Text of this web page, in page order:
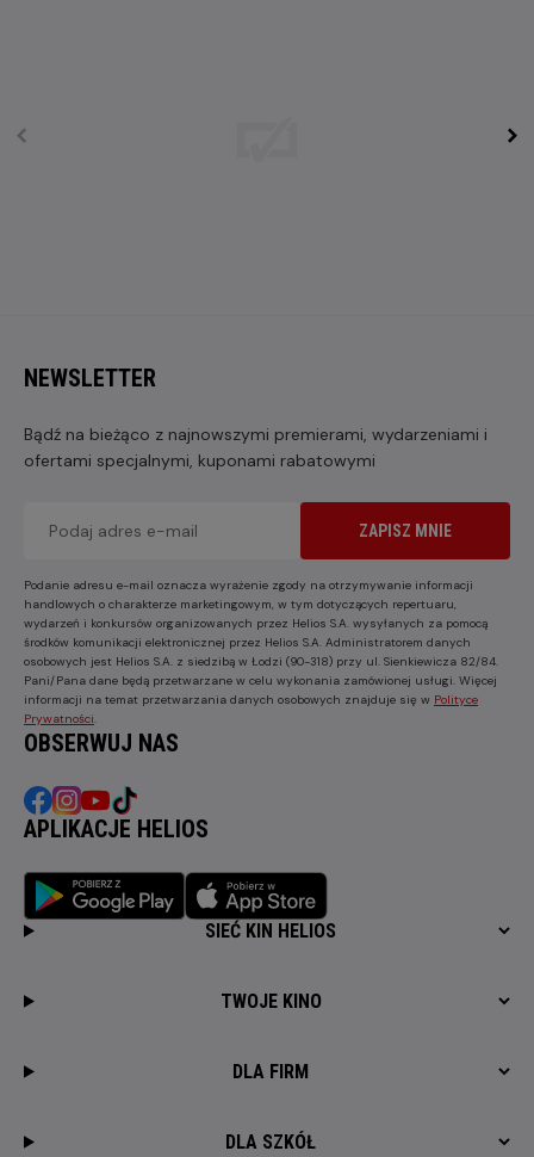
NEWSLETTER
Bądź na bieżąco z najnowszymi premierami, wydarzeniami i
ofertami specjalnymi, kuponami rabatowymi
ZAPISZ MNIE
Podanie adresu e-mail oznacza wyrażenie zgody na otrzymywanie informacji
handlowych o charakterze marketingowym, w tym dotyczących repertuaru,
wydarzeń i konkursów organizowanych przez Helios S.A. wysyłanych za pomocą
środków komunikacji elektronicznej przez Helios S.A. Administratorem danych
osobowych jest Helios S.A. z siedzibą w Łodzi (90-318) przy ul. Sienkiewicza 82/84.
Pani/Pana dane będą przetwarzane w celu wykonania zamówionej usługi. Więcej
informacji na temat przetwarzania danych osobowych znajduje się w Polityce
Prywatności.
OBSERWUJ NAS
APLIKACJE HELIOS
SIEĆ KIN HELIOS
TWOJE KINO
DLA FIRM
DLA SZKÓŁ